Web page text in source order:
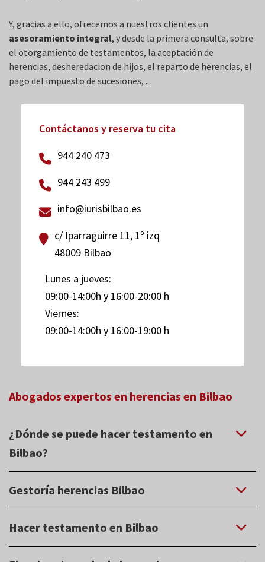
Y, gracias a ello, ofrecemos a nuestros clientes un
asesoramiento integral, y desde la primera consulta, sobre
el otorgamiento de testamentos, la aceptación de
herencias, desheredacion de hijos, el reparto de herencias, el
pago del impuesto de sucesiones, ...
Contáctanos y reserva tu cita
944 240 473
944 243 499
info@iurisbilbao.es
c/ Iparraguirre 11, 1º izq
48009 Bilbao
Lunes a jueves:
09:00-14:00h y 16:00-20:00 h
Viernes:
09:00-14:00h y 16:00-19:00 h
Abogados expertos en herencias en Bilbao
¿Dónde se puede hacer testamento en
Bilbao?
Lo usual es acudir a una Notaría a otorgar nuestro
recomendable consultar antes con un abogado especializado
en testamentos. Abogados herencias Bilbao.
Gestoría herencias Bilbao
En nuestro Despacho de abogados de Bilbao, realizamos
Hacer testamento en Bilbao